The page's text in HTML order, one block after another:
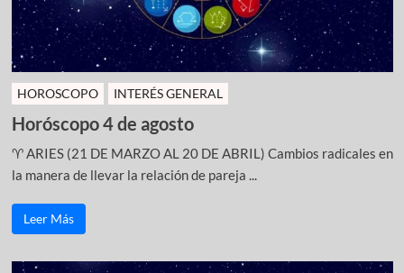
HOROSCOPO INTERÉS GENERAL
Horóscopo 4 de agosto
♈ ARIES (21 DE MARZO AL 20 DE ABRIL) Cambios radicales en
la manera de llevar la relación de pareja ...
Leer Más